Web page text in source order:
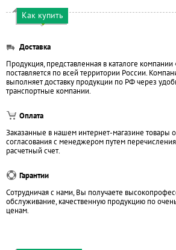
Как купить
Доставка
Продукция, представленная в каталоге компании
поставляется по всей территории России.
выполняет доставку продукции по РФ через
транспортные компании.
Оплата
Заказанные в нашем интернет-магазине товары
согласования с менеджером путем
расчетный счет.
Гарантии
Сотрудничая с нами, Вы получаете
обслуживание, качественную продукцию по
ценам.